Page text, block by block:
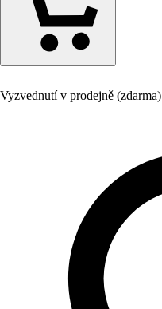
Vyzvednutí v prodejně (zdarma)